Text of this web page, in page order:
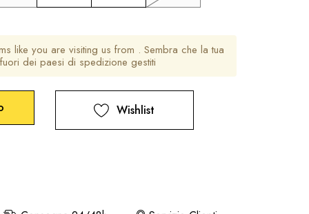
like you are visiting us from . Sembra che la tua
dei paesi di spedizione gestiti
Wishlist